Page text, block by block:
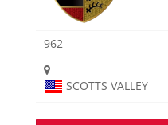
962
SCOTTS VALLEY